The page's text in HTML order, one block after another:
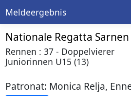
Meldeergebnis
Nationale Regatta
Rennen : 37 - Doppelvierer
Juniorinnen U15 (13)
Patronat: Monica Relja,